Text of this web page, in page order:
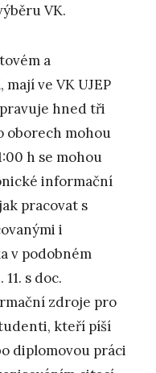
VK.
a
ve VK UJEP
hned tři
oborech mohou
h se mohou
informační
pracovat s
i
v podobném
s doc.
zdroje pro
kteří píší
diplomovou práci